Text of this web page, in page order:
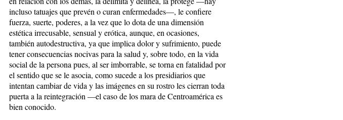
incluso tatuajes que prevén o curan enfermedades—, le confiere
fuerza, suerte, poderes, a la vez que lo dota de una dimensión
estética irrecusable, sensual y erótica, aunque, en ocasiones,
también autodestructiva, ya que implica dolor y sufrimiento, puede
tener consecuencias nocivas para la salud y, sobre todo, en la vida
social de la persona pues, al ser imborrable, se torna en fatalidad por
el sentido que se le asocia, como sucede a los presidiarios que
intentan cambiar de vida y las imágenes en su rostro les cierran toda
puerta a la reintegración —el caso de los mara de Centroamérica es
bien conocido.